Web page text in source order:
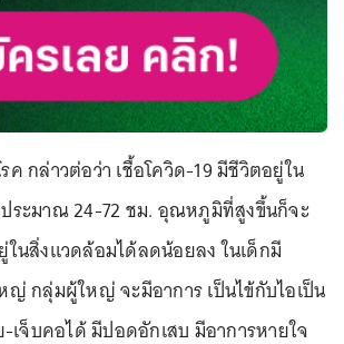
กล่าวต่อว่า เชื้อโควิด-19 มีชีวิตอยู่ใน
ระมาณ 24-72 ชม. อุณหภูมิที่สูงขึ้นก็จะ
ในสิ่งแวดล้อมได้ลดน้อยลง ในเด็กมี
ญ่ กลุ่มผู้ใหญ่ จะมีอาการ เป็นไข้กับไอเป็น
จ็บคอได้ มีปอดอักเสบ มีอาการหายใจ